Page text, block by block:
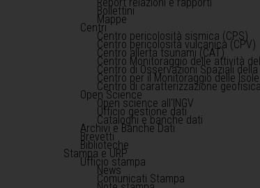
Bollettini
Mappe
Centri
Centro pericolosità sismica (CPS)
Centro pericolosità vulcanica (CPV)
Centro allerta tsunami (CAT)
Centro Monitoraggio delle attività
Centro di Osservazioni Spaziali della
Centro per il Monitoraggio delle Isole
Centro di caratterizzazione
Open Science
Open science all'INGV
Ufficio gestione dati
Cataloghi e banche dati
Archivi e Banche Dati
Brevetti
Biblioteche
Stampa e URP
Ufficio stampa
News
Comunicati Stampa